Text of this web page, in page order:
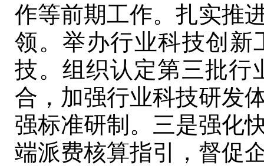
作等前期工作。扎实推
领。举办行业科技创新
技。组织认定第三批行
合，加强行业科技研发
强标准研制。三是强化
端派费核算指引，督促